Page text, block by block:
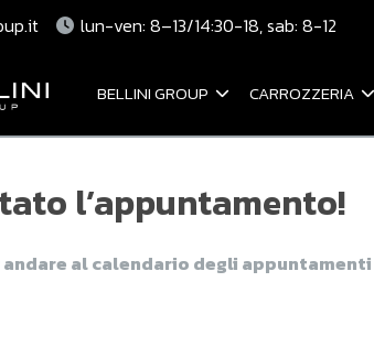
lun-ven: 8–13/14:30-18, sab: 8-12
BELLINI GROUP CARROZZERIA
l’appuntamento!
andare al calendario degli appuntamenti